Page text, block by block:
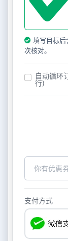
填写目标后
次核对。
自动循环
行)
支付方式